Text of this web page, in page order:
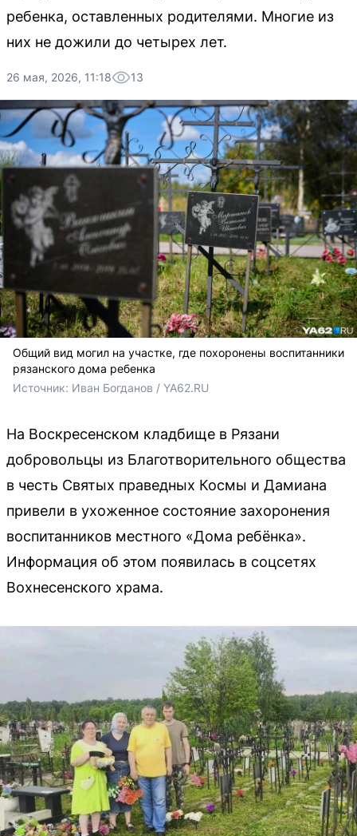
ребенка, оставленных родителями. Многие из
них не дожили до четырех лет.
26 мая, 2026, 11:18 13
Общий вид могил на участке, где похоронены воспитанники
рязанского дома ребенка
Источник: Иван Богданов / YA62.RU
На Воскресенском кладбище в Рязани
добровольцы из Благотворительного общества
в честь Святых праведных Космы и Дамиана
привели в ухоженное состояние захоронения
воспитанников местного «Дома ребёнка».
Информация об этом появилась в соцсетях
Вохнесенского храма.